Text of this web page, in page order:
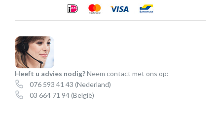
basisstation
aantal
Heeft u advies nodig?Neem contact met ons op:
076 593 41 43 (Nederland)
03 664 71 94(België)